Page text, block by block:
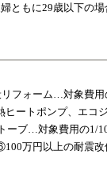
ともに29歳以下の
フォーム…対象費
ートポンプ、エコ
ーブ…対象費用の1/
万円以上の耐震改